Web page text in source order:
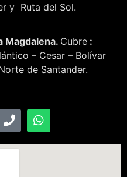
y Ruta del Sol.
Magdalena. Cubre :
– Cesar – Bolívar
de Santander.